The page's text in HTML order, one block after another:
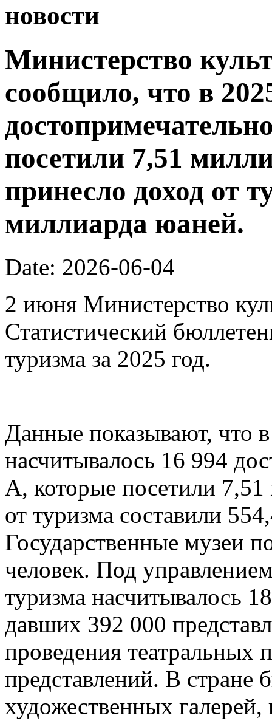
новости
Министерство
сообщило, что в
посетили 7,51
принесло доход от
миллиарда юаней.
Date: 2026-06-04
2 июня Министерство
Статистический
туризма за 2025 год.
Данные показывают, что
насчитывалось 16 994
А, которые посетили
от туризма составили
Государственные музеи
человек. Под
туризма насчитывалось
давших 392 000
проведения театральных
представлений. В стране
художественных